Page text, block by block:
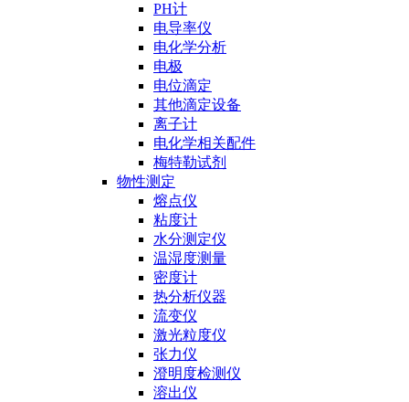
PH计
电导率仪
电化学分析
电极
电位滴定
其他滴定设备
离子计
电化学相关配件
梅特勒试剂
物性测定
熔点仪
粘度计
水分测定仪
温湿度测量
密度计
热分析仪器
流变仪
激光粒度仪
张力仪
澄明度检测仪
溶出仪